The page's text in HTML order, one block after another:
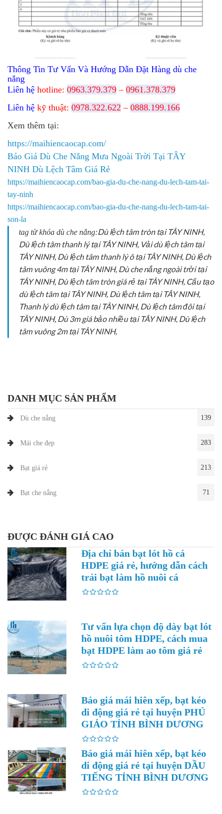
Thông Tin Tư Vấn Và Hướng Dẫn Đặt Hàng dù che
nắng
Liên hệ hotline: 0963.379.379 – 0961.378.379
Liên hệ kỹ thuật: 0978.322.622 – 0888.199.166
Xem thêm tại:
https://maihiencaocap.com/
Báo Giá Dù Che Nắng Mưa Ngoài Trời Tại TÂY
NINH Dù Lệch Tâm Giá Rẻ
https://maihiencaocap.com/bao-gia-du-che-nang-du-lech-tam-tai-
tay-ninh​
https://maihiencaocap.com/bao-gia-du-che-nang-du-lech-tam-tai-
son-la​
tag từ khóa dù che nắng:Dù lệch tâm tròn tại TÂY NINH,
Dù lệch tâm thanh lý tại TÂY NINH, Vải dù lệch tâm tại
TÂY NINH, Dù lệch tâm thanh lý ô tại TÂY NINH, Dù lệch
tâm vuông 4m tại TÂY NINH, Dù che nắng ngoài trời tại
TÂY NINH, Dù lệch tâm tròn giá rẻ tại TÂY NINH, Cấu tạo
dù lệch tâm tại TÂY NINH, Dù lệch tâm tại TÂY NINH,
Thanh lý dù lệch tâm tại TÂY NINH, Dù lệch tâm đôi tại
TÂY NINH, Dù 3m giá bảo nhiều tại TÂY NINH, Dù lệch
tâm vuông 2m tại TÂY NINH,
DANH MỤC SẢN PHẨM
Dù che nắng 139
Mái che đẹp 283
Bạt giá rẻ 213
Bạt che nắng 71
ĐƯỢC ĐÁNH GIÁ CAO
Địa chỉ bán bạt lót hồ cá
HDPE giá rẻ, hướng dẫn cách
trải bạt làm hồ nuôi cá
Tư vấn lựa chọn độ dày bạt lót
hồ nuôi tôm HDPE, cách mua
bạt HDPE làm ao tôm giá rẻ
Báo giá mái hiên xếp, bạt kéo
di động giá rẻ tại huyện PHÚ
GIÁO TỈNH BÌNH DƯƠNG
Báo giá mái hiên xếp, bạt kéo
di động giá rẻ tại huyện DẦU
TIẾNG TỈNH BÌNH DƯƠNG